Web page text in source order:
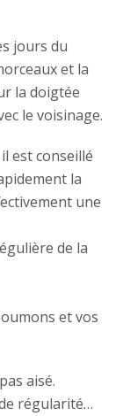
jours du
et la
la doigtée
le voisinage.
est conseillé
la
une
de la
et vos
aisé.
régularité…